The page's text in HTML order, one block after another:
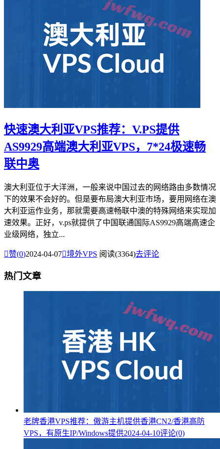
快速澳大利亚VPS推荐：V.PS提供
AS9929高端澳大利亚VPS，7*24极速畅
联中奥
澳大利亚位于大洋洲，一般来说中国过去的网络路由多数情况
下的效果不会好的。但是要布局澳大利亚市场，要用网络在澳
大利亚运作业务，那就需要高速畅联中澳的特殊网络来实现加
速效果。正好，v.ps就提供了中国联通国际AS9929高端高速企
业级网络，独立...
赞(0)2024-04-07境外VPS 阅读(3364)去评论
热门文章
老牌香港VPS推荐：傲游主机提供香港CN2/香港高防
VPS，有原生IP/Windows提供2024-04-10评论(0)